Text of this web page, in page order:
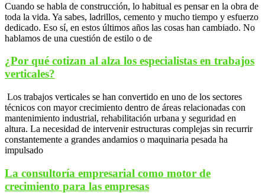
Cuando se habla de construcción, lo habitual es pensar en la obra de
toda la vida. Ya sabes, ladrillos, cemento y mucho tiempo y esfuerzo
dedicado. Eso sí, en estos últimos años las cosas han cambiado. No
hablamos de una cuestión de estilo o de
¿Por qué cotizan al alza los especialistas en trabajos
verticales?
Los trabajos verticales se han convertido en uno de los sectores
técnicos con mayor crecimiento dentro de áreas relacionadas con
mantenimiento industrial, rehabilitación urbana y seguridad en
altura. La necesidad de intervenir estructuras complejas sin recurrir
constantemente a grandes andamios o maquinaria pesada ha
impulsado
La consultoría empresarial como motor de
crecimiento para las empresas